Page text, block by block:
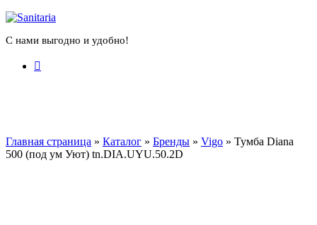
С нами выгодно и удобно!
Главная страница » Каталог » Бренды » Vigo » Тумба Diana
500 (под ум Уют) tn.DIA.UYU.50.2D